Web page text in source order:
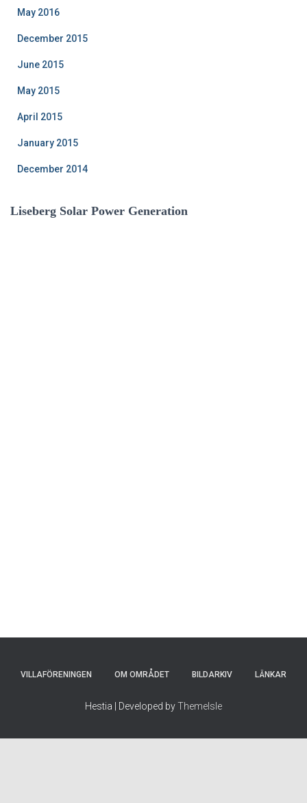
May 2016
December 2015
June 2015
May 2015
April 2015
January 2015
December 2014
Liseberg Solar Power Generation
VILLAFÖRENINGEN OM OMRÅDET BILDARKIV LÄNKAR
Hestia | Developed byThemeIsle